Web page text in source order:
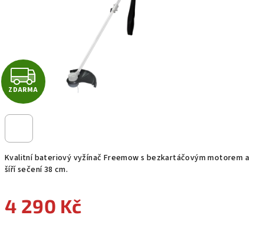
Kvalitní bateriový vyžínač Freemow s bezkartáčovým motorem a
šíří sečení 38 cm.
4 290 Kč
Z
D
R
M
A
ZDARMA